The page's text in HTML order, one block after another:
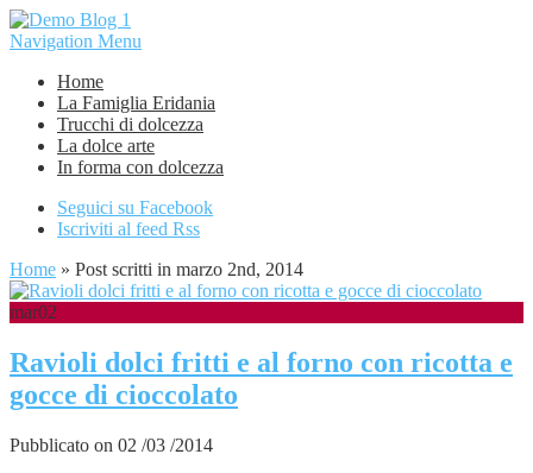
Navigation Menu
Home
La Famiglia Eridania
Trucchi di dolcezza
La dolce arte
In forma con dolcezza
Seguici su Facebook
Iscriviti al feed Rss
Home » Post scritti in marzo 2nd, 2014
mar02
Ravioli dolci fritti e al forno con ricotta e
gocce di cioccolato
Pubblicato on 02 /03 /2014